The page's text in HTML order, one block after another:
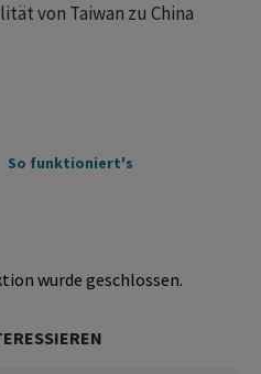
von Taiwan zu China
So funktioniert's
wurde geschlossen.